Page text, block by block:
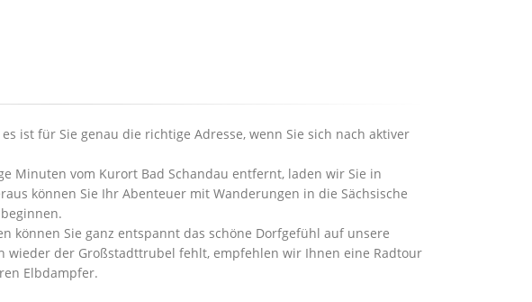
ist für Sie genau die richtige Adresse, wenn Sie sich nach aktiver
Minuten vom Kurort Bad Schandau entfernt, laden wir Sie in
können Sie Ihr Abenteuer mit Wanderungen in die Sächsische
können Sie ganz entspannt das schöne Dorfgefühl auf unsere
wieder der Großstadttrubel fehlt, empfehlen wir Ihnen eine Radtour
Elbdampfer.